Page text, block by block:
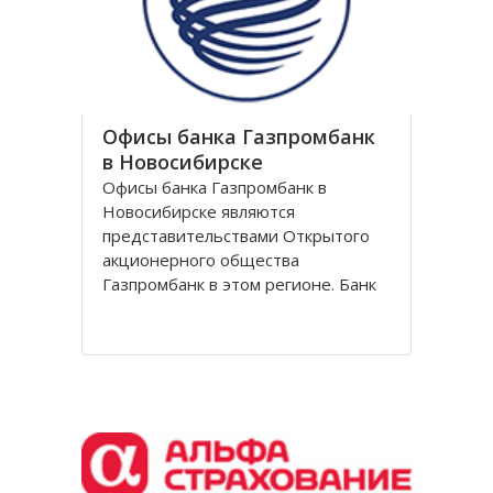
Офисы банка Газпромбанк
в Новосибирске
Офисы банка Газпромбанк в
Новосибирске являются
представительствами Открытого
акционерного общества
Газпромбанк в этом регионе. Банк
промышленности. Он уже давно
время является